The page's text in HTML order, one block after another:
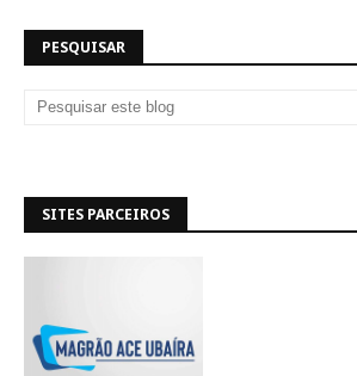
PESQUISAR
SITES PARCEIROS